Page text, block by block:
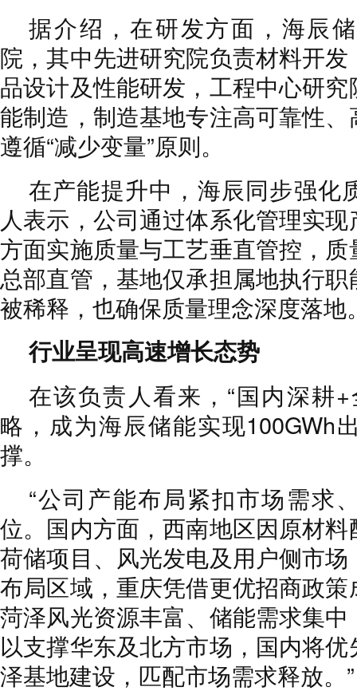
据介绍，在研发方面，海辰
院，其中先进研究院负责材料开
品设计及性能研发，工程中心研
能制造，制造基地专注高可靠性
遵循“减少变量”原则。
在产能提升中，海辰同步强化
人表示，公司通过体系化管理实
方面实施质量与工艺垂直管控，
总部直管，基地仅承担属地执行
被稀释，也确保质量理念深度落地
行业呈现高速增长态势
在该负责人看来，“国内深耕
略，成为海辰储能实现100GWh
撑。
“公司产能布局紧扣市场需求
位。国内方面，西南地区因原材
荷储项目、风光发电及用户侧市
布局区域，重庆凭借更优招商政
菏泽风光资源丰富、储能需求集
以支撑华东及北方市场，国内将
泽基地建设，匹配市场需求释放。”